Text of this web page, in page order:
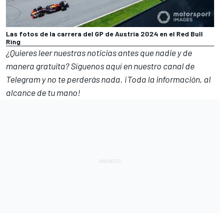
Las fotos de la carrera del GP de Austria 2024 en el Red Bull
Ring
¿Quieres leer nuestras noticias antes que nadie y de
manera gratuita? Síguenosaquí en nuestro canal de
Telegramy no te perderás nada. ¡Toda la información, al
alcance de tu mano!